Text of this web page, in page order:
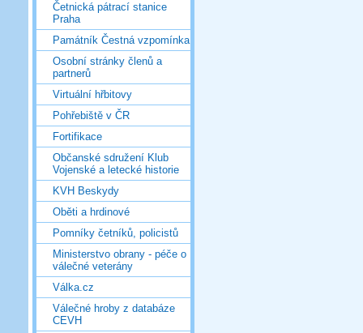
Četnická pátrací stanice
Praha
Památník Čestná vzpomínka
Osobní stránky členů a
partnerů
Virtuální hřbitovy
Pohřebiště v ČR
Fortifikace
Občanské sdružení Klub
Vojenské a letecké historie
KVH Beskydy
Oběti a hrdinové
Pomníky četníků, policistů
Ministerstvo obrany - péče o
válečné veterány
Válka.cz
Válečné hroby z databáze
CEVH